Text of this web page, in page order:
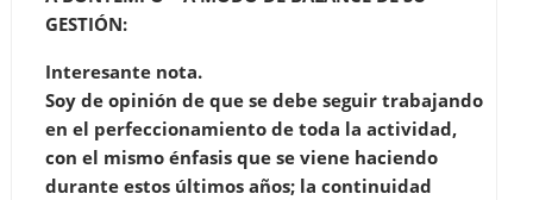
GESTIÓN:
Interesante nota.
Soy de opinión de que se debe seguir trabajando
en el perfeccionamiento de toda la actividad,
con el mismo énfasis que se viene haciendo
durante estos últimos años; la continuidad